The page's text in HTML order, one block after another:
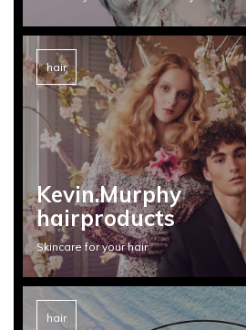
hair
Kevin.Murphy
hairproducts
Skincare for your hair
hair